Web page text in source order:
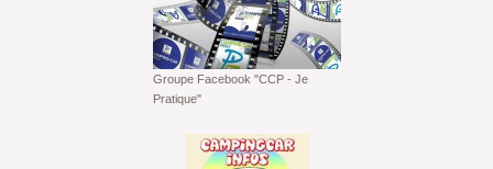
Groupe Facebook "CCP - Je
Pratique"